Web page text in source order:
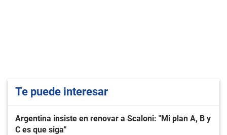
Te puede interesar
Argentina insiste en renovar a Scaloni: "Mi plan A, B y
C es que siga"